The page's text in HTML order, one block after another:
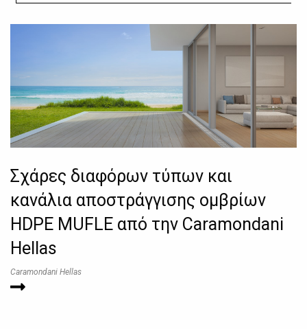
Σχάρες διαφόρων τύπων και
κανάλια αποστράγγισης ομβρίων
HDPE MUFLE από την Caramondani
Hellas
Caramondani Hellas